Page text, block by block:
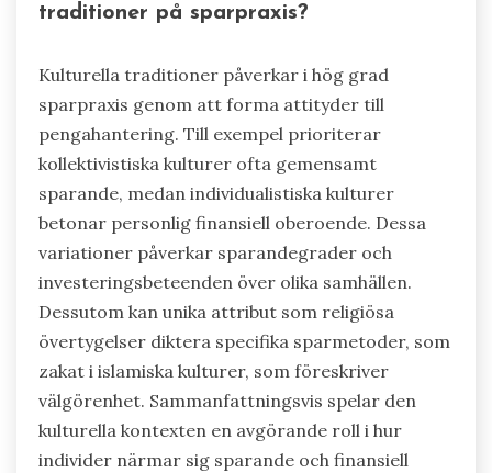
traditioner på sparpraxis?
Kulturella traditioner påverkar i hög grad
sparpraxis genom att forma attityder till
pengahantering. Till exempel prioriterar
kollektivistiska kulturer ofta gemensamt
sparande, medan individualistiska kulturer
betonar personlig finansiell oberoende. Dessa
variationer påverkar sparandegrader och
investeringsbeteenden över olika samhällen.
Dessutom kan unika attribut som religiösa
övertygelser diktera specifika sparmetoder, som
zakat i islamiska kulturer, som föreskriver
välgörenhet. Sammanfattningsvis spelar den
kulturella kontexten en avgörande roll i hur
individer närmar sig sparande och finansiell